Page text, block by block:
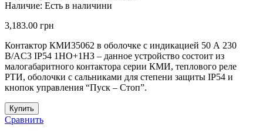
Наличие: Есть в наличини
3,183.00 грн
Контактор КМИ35062 в оболочке с индикацией 50 А 230
В/AC3 IP54 1НО+1НЗ – данное устройство состоит из
малогабаритного контактора серии КМИ, теплового реле
РТИ, оболочки с сальниками для степени защиты IP54 и
кнопок управления “Пуск – Стоп”.
Купить
Сравнить